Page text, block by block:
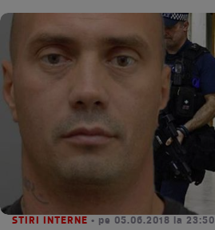
STIRI INTERNE • pe 05.06.2018 la 23:50